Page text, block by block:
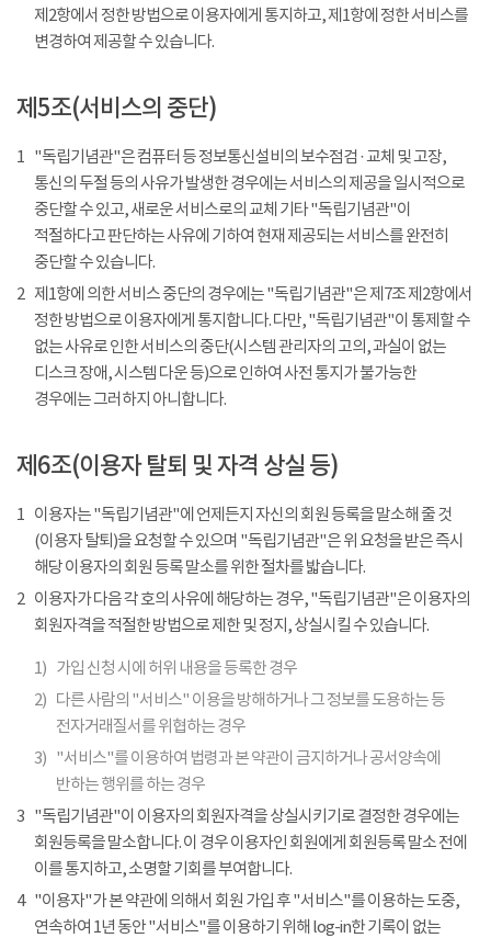
제2항에서 정한 방법으로 이용자에게 통지하고, 제1항에 정한 서비스를
변경하여 제공할 수 있습니다.
제5조(서비스의 중단)
1 "독립기념관"은 컴퓨터 등 정보통신설비의 보수점검 · 교체 및 고장,
통신의 두절 등의 사유가 발생한 경우에는 서비스의 제공을 일시적으로
중단할 수 있고, 새로운 서비스로의 교체 기타 "독립기념관"이
적절하다고 판단하는 사유에 기하여 현재 제공되는 서비스를 완전히
중단할 수 있습니다.
2 제1항에 의한 서비스 중단의 경우에는 "독립기념관"은 제7조 제2항에서
정한 방법으로 이용자에게 통지합니다. 다만, "독립기념관"이 통제할 수
없는 사유로 인한 서비스의 중단(시스템 관리자의 고의, 과실이 없는
디스크 장애, 시스템 다운 등)으로 인하여 사전 통지가 불가능한
경우에는 그러하지 아니합니다.
제6조(이용자 탈퇴 및 자격 상실 등)
1 이용자는 "독립기념관"에 언제든지 자신의 회원 등록을 말소해 줄 것
(이용자 탈퇴)을 요청할 수 있으며 "독립기념관"은 위 요청을 받은 즉시
해당 이용자의 회원 등록 말소를 위한 절차를 밟습니다.
2 이용자가 다음 각 호의 사유에 해당하는 경우, "독립기념관"은 이용자의
회원자격을 적절한 방법으로 제한 및 정지, 상실시킬 수 있습니다.
1) 가입 신청 시에 허위 내용을 등록한 경우
2) 다른 사람의 "서비스" 이용을 방해하거나 그 정보를 도용하는 등
전자거래질서를 위협하는 경우
3) "서비스"를 이용하여 법령과 본 약관이 금지하거나 공서양속에
반하는 행위를 하는 경우
3 "독립기념관"이 이용자의 회원자격을 상실시키기로 결정한 경우에는
회원등록을 말소합니다. 이 경우 이용자인 회원에게 회원등록 말소 전에
이를 통지하고, 소명할 기회를 부여합니다.
4
"이용자"가 본 약관에 의해서 회원 가입 후 "서비스"를 이용하는 도중,
연속하여 1년 동안 "서비스"를 이용하기 위해 log-in한 기록이 없는